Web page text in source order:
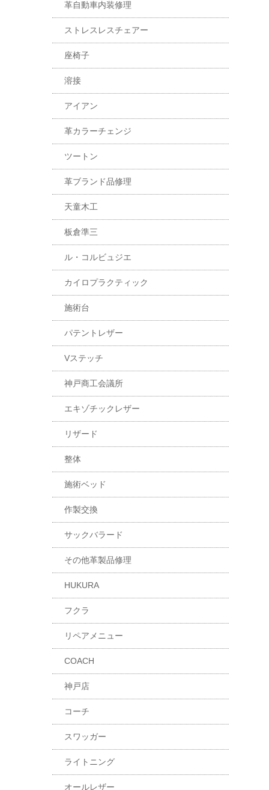
革自動車内装修理
ストレスレスチェアー
座椅子
溶接
アイアン
革カラーチェンジ
ツートン
革ブランド品修理
天童木工
板倉準三
ル・コルビュジエ
カイロプラクティック
施術台
パテントレザー
Vステッチ
神戸商工会議所
エキゾチックレザー
リザード
整体
施術ベッド
作製交換
サックバラード
その他革製品修理
HUKURA
フクラ
リペアメニュー
COACH
神戸店
コーチ
スワッガー
ライトニング
オールレザー